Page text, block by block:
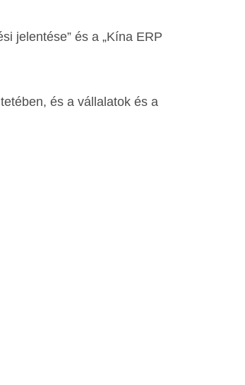
jelentése” és a „Kína ERP
és a vállalatok és a